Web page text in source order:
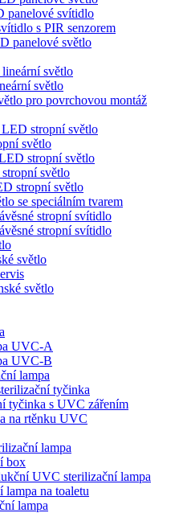
panelové svítidlo
s PIR senzorem
panelové světlo
světlo
světlo
pro povrchovou montáž
stropní světlo
světlo
stropní světlo
světlo
stropní světlo
se speciálním tvarem
stropní svítidlo
stropní svítidlo
světlo
světlo
UVC-A
UVC-B
lampa
tyčinka
tyčinka s UVC zářením
na rtěnku UVC
lampa
box
UVC sterilizační lampa
na toaletu
lampa